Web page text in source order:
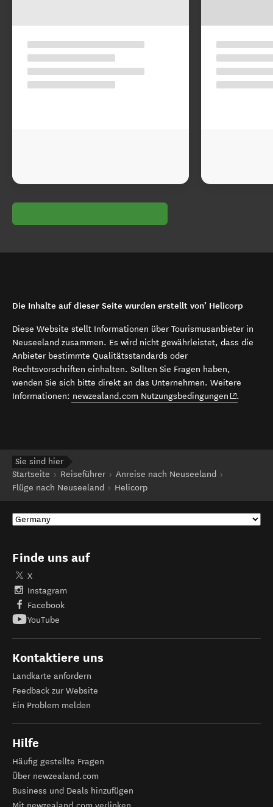
Die Inhalte auf dieser Seite wurden erstellt von’ Helicorp
Diese Website stellt Informationen über Tourismusanbieter in
Neuseeland zusammen. Es wird nicht gewährleistet, dass die
Anbieter bestimmte Qualitätsstandards oder
Rechtsvorschriften einhalten. Sollten Sie Fragen haben,
wenden Sie sich bitte direkt an das Unternehmen. Weitere
Informationen: newzealand.com Nutzungsbedingungen (opens in
.
Sie sind hier
Startseite
Reiseführer
Anreise nach Neuseeland
Flüge nach Neuseeland
Helicorp
Finde uns auf
X
Instagram
Facebook
YouTube
Kontaktiere uns
Landkarte anfordern
Feedback zur Website
Ein Problem melden
Hilfe
Häufig gestellte Fragen
Über newzealand.com
Business und Deals hinzufügen